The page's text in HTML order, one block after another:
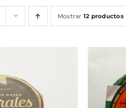
Mostrar 12 productos